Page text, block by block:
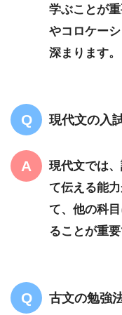
学ぶことが
やコロケー
深まります。
現代文の入
現代文では
て伝える能
て、他の科
ることが重要
古文の勉強